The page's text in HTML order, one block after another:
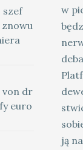
w
ją
szef
znowu
von dr
euro